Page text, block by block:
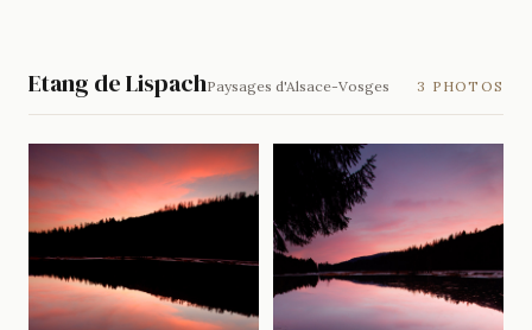
Etang de LispachPaysages d'Alsace-Vosges 3 PHOTOS